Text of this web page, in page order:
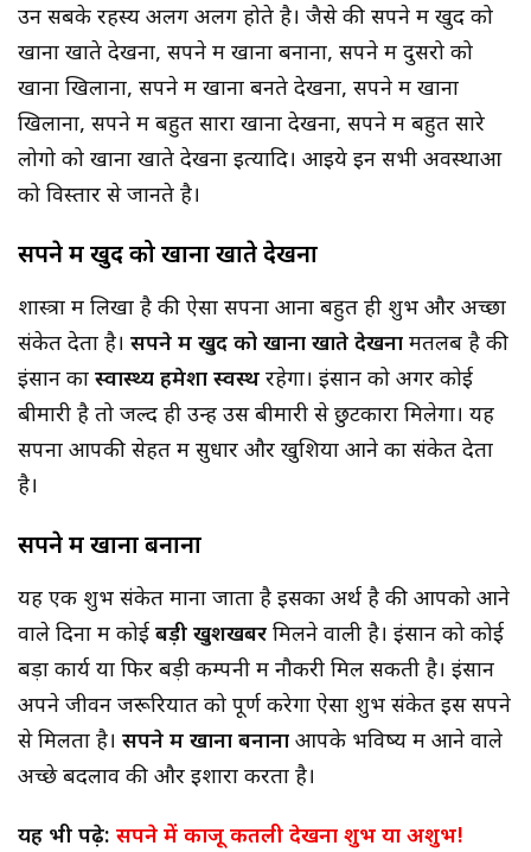
उन सबके रहस्य अलग अलग होते है। जैसे की सपने में खुद को
खाना खाते देखना, सपने में खाना बनाना, सपने में दुसरो को
खाना खिलाना, सपने में खाना बनते देखना, सपने में खाना
खिलाना, सपने में बहुत सारा खाना देखना, सपने में बहुत सारे
लोगो को खाना खाते देखना इत्यादि। आइये इन सभी अवस्थाओं
को विस्तार से जानते है।
सपने में खुद को खाना खाते देखना
शास्त्रों में लिखा है की ऐसा सपना आना बहुत ही शुभ और अच्छा
संकेत देता है। सपने में खुद को खाना खाते देखना मतलब है की
इंसान का स्वास्थ्य हमेशा स्वस्थ रहेगा। इंसान को अगर कोई
बीमारी है तो जल्द ही उन्हें उस बीमारी से छुटकारा मिलेगा। यह
सपना आपकी सेहत में सुधार और खुशिया आने का संकेत देता
है।
सपने में खाना बनाना
यह एक शुभ संकेत माना जाता है इसका अर्थ है की आपको आने
वाले दिनों में कोई बड़ी खुशखबर मिलने वाली है। इंसान को कोई
बड़ा कार्य या फिर बड़ी कम्पनी में नौकरी मिल सकती है। इंसान
अपने जीवन जरूरियात को पूर्ण करेगा ऐसा शुभ संकेत इस सपने
से मिलता है। सपने में खाना बनाना आपके भविष्य में आने वाले
अच्छे बदलाव की और इशारा करता है।
यह भी पढ़े: सपने में काजू कतली देखना शुभ या अशुभ!